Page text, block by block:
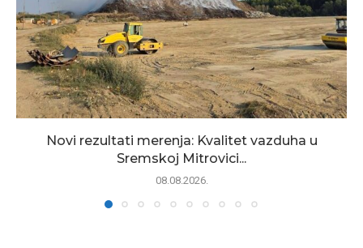
Novi rezultati merenja: Kvalitet vazduha u
Sremskoj Mitrovici...
08.08.2026.